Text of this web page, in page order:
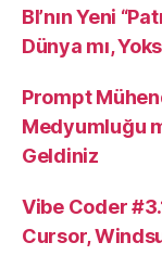
BI’nın Yeni
Dünya mı,
Prompt
Medyumluğu
Geldiniz
Vibe Coder
Cursor,